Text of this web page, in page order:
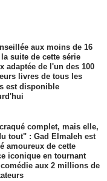
aux moins de 16
suite de cette série
adaptée de l'un des 100
livres de tous les
est disponible
complet, mais elle,
tout" : Gad Elmaleh est
amoureux de cette
iconique en tournant
aux 2 millions de